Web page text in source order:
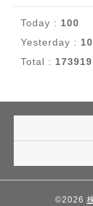
Today : 100
Yesterday :
Total : 173919
©2026